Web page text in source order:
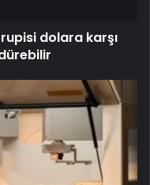
rupisi dolara karşı